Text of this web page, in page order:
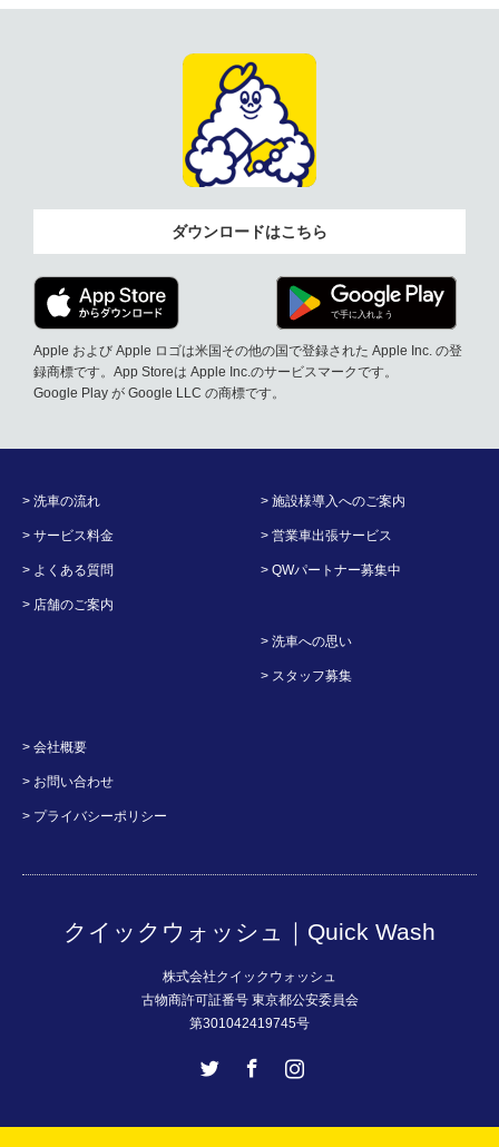
ダウンロードはこちら
Apple および Apple ロゴは米国その他の国で登録された Apple Inc. の登
録商標です。App Storeは Apple Inc.のサービスマークです。
Google Play が Google LLC の商標です。
> 洗車の流れ
> サービス料金
> よくある質問
> 店舗のご案内
> 施設様導入へのご案内
> 営業車出張サービス
> QWパートナー募集中
> 洗車への思い
> スタッフ募集
> 会社概要
> お問い合わせ
> プライバシーポリシー
クイックウォッシュ｜Quick Wash
株式会社クイックウォッシュ
古物商許可証番号 東京都公安委員会
第301042419745号